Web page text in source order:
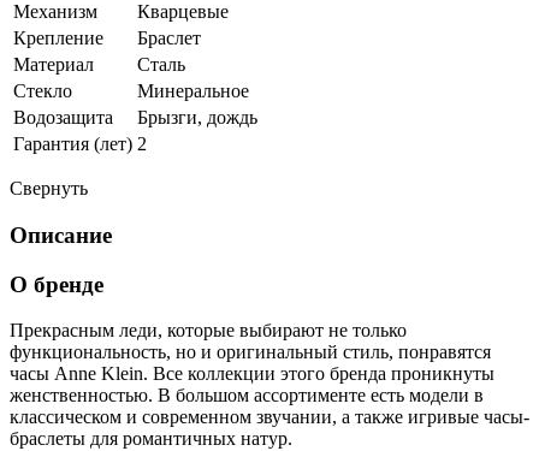
Механизм
Кварцевые
Крепление
Браслет
Материал
Сталь
Стекло
Минеральное
Водозащита
Брызги, дождь
Гарантия (лет) 2
Свернуть
Описание
О бренде
Прекрасным леди, которые выбирают не только
функциональность, но и оригинальный стиль, понравятся
часы Anne Klein. Все коллекции этого бренда проникнуты
женственностью. В большом ассортименте есть модели в
классическом и современном звучании, а также игривые часы-
браслеты для романтичных натур.